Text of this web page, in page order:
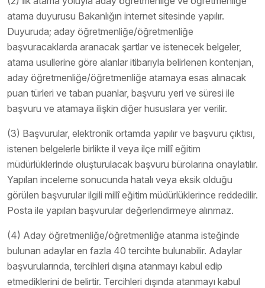
atama duyurusu Bakanlığın internet sitesinde yapılır.
Duyuruda; aday öğretmenliğe/öğretmenliğe
başvuracaklarda aranacak şartlar ve istenecek belgeler,
atama usullerine göre alanlar itibarıyla belirlenen kontenjan,
aday öğretmenliğe/öğretmenliğe atamaya esas alınacak
puan türleri ve taban puanlar, başvuru yeri ve süresi ile
başvuru ve atamaya ilişkin diğer hususlara yer verilir.
(3) Başvurular, elektronik ortamda yapılır ve başvuru çıktısı,
istenen belgelerle birlikte il veya ilçe millî eğitim
müdürlüklerinde oluşturulacak başvuru bürolarına onaylatılır.
Yapılan inceleme sonucunda hatalı veya eksik olduğu
görülen başvurular ilgili millî eğitim müdürlüklerince reddedilir.
Posta ile yapılan başvurular değerlendirmeye alınmaz.
(4) Aday öğretmenliğe/öğretmenliğe atanma isteğinde
bulunan adaylar en fazla 40 tercihte bulunabilir. Adaylar
başvurularında, tercihleri dışına atanmayı kabul edip
etmediklerini de belirtir. Tercihleri dışında atanmayı kabul